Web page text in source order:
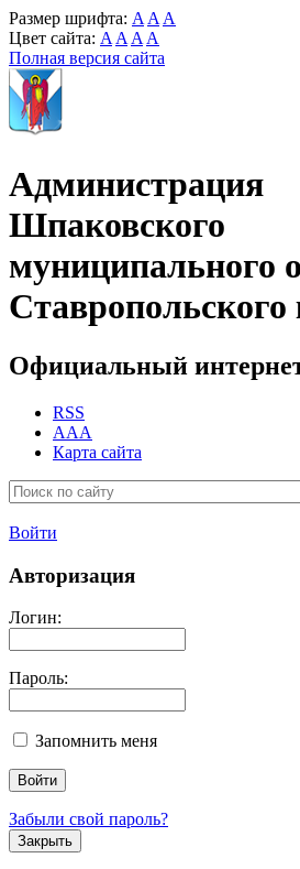
Размер шрифта: A A A
Цвет сайта: A A A A
Полная версия сайта
Администрация
Шпаковского
муниципального
Ставропольского
Официальный
RSS
AAA
Карта сайта
Войти
Авторизация
Логин:
Пароль:
Запомнить меня
Забыли свой пароль?
Закрыть